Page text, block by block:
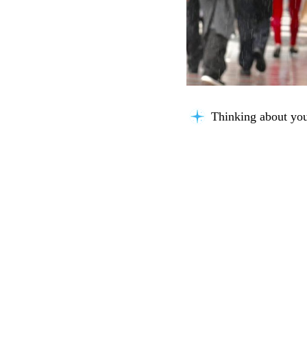
Thinking about